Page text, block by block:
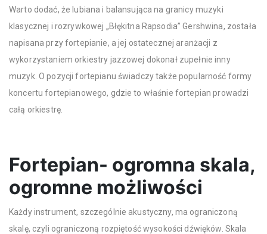
Warto dodać, że lubiana i balansująca na granicy muzyki
klasycznej i rozrywkowej „Błękitna Rapsodia” Gershwina, została
napisana przy fortepianie, a jej ostatecznej aranżacji z
wykorzystaniem orkiestry jazzowej dokonał zupełnie inny
muzyk. O pozycji fortepianu świadczy także popularność formy
koncertu fortepianowego, gdzie to właśnie fortepian prowadzi
całą orkiestrę.
Fortepian- ogromna skala,
ogromne możliwości
Każdy instrument, szczególnie akustyczny, ma ograniczoną
skalę, czyli ograniczoną rozpiętość wysokości dźwięków. Skala